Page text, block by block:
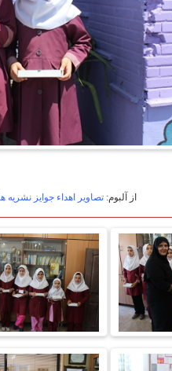
از آلبوم: تصاویر اهداء جوایز